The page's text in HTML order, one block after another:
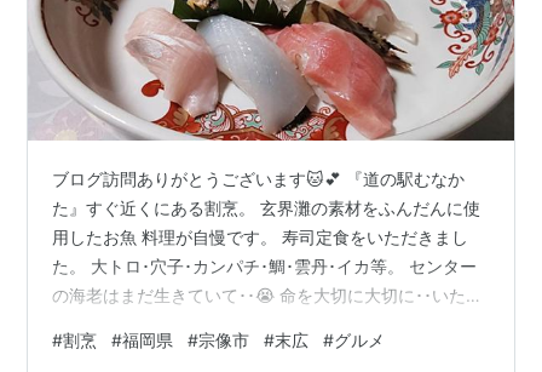
ブログ訪問ありがとうございます🐱💕 『道の駅むなか
た』すぐ近くにある割烹。 玄界灘の素材をふんだんに使
用したお魚 料理が自慢です。 寿司定食をいただきまし
た。 大トロ･穴子･カンパチ･鯛･雲丹･イカ等。 センター
の海老はまだ生きていて･･😭 命を大切に大切に･･いただ
#割烹 #福岡県 #宗像市 #末広 #グルメ